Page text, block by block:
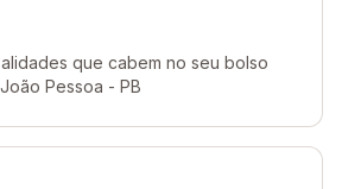
que cabem no seu bolso
Pessoa - PB